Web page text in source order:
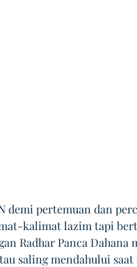
demi pertemuan dan
kalimat lazim tapi
Radhar Panca
saling mendahului saat